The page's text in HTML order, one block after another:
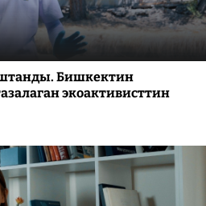
Бишкектин
экоактивисттин